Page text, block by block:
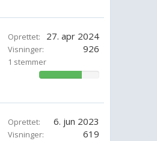
Oprettet: 27. apr 2024
Visninger: 926
1 stemmer
71.42857142857143%
Oprettet: 6. jun 2023
Visninger: 619